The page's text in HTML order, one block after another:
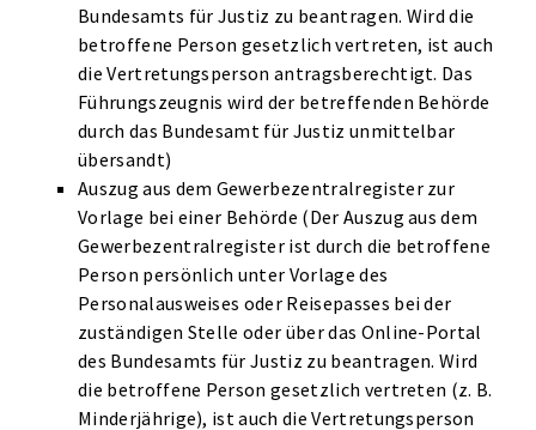
Bundesamts für Justiz zu beantragen. Wird die
betroffene Person gesetzlich vertreten, ist auch
die Vertretungsperson antragsberechtigt. Das
Führungszeugnis wird der betreffenden Behörde
durch das Bundesamt für Justiz unmittelbar
übersandt)
Auszug aus dem Gewerbezentralregister zur
Vorlage bei einer Behörde (Der Auszug aus dem
Gewerbezentralregister ist durch die betroffene
Person persönlich unter Vorlage des
Personalausweises oder Reisepasses bei der
zuständigen Stelle oder über das Online-Portal
des Bundesamts für Justiz zu beantragen. Wird
die betroffene Person gesetzlich vertreten (z. B.
Minderjährige), ist auch die Vertretungsperson